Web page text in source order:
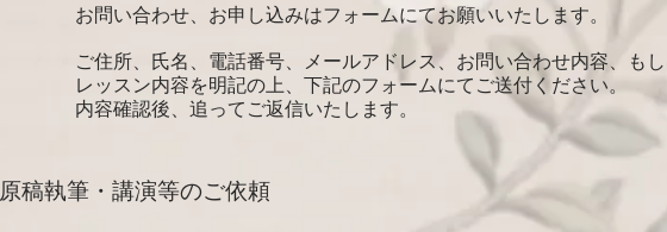
お問い合わせ、お申し込みはフォームにてお願いいたします。
ご住所、氏名、電話番号、メールアドレス、お問い合わせ内容、も
レッスン内容を明記の上、下記のフォームにてご送付ください。
内容確認後、追ってご返信いたします。
原稿執筆・講演等のご依頼